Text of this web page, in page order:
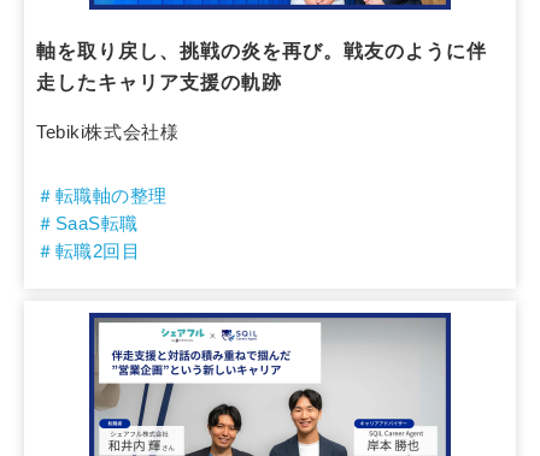
軸を取り戻し、挑戦の炎を再び。戦友のように伴
走したキャリア支援の軌跡
Tebiki株式会社様
＃転職軸の整理
＃SaaS転職
＃転職2回目